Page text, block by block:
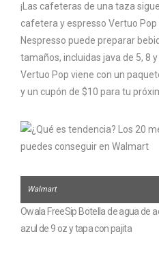
¡Las cafeteras de una taza
cafetera y espresso Vertuo
Nespresso puede preparar
tamaños, incluidas java de 5, 8
Vertuo Pop viene con un
y un cupón de $10 para tu
Walmart
Owala FreeSip Botella de agua de
azul de 9 oz y tapa con pajita